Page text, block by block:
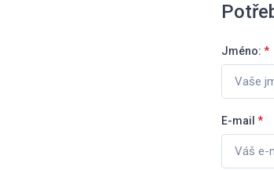
Jméno: *
E-mail *